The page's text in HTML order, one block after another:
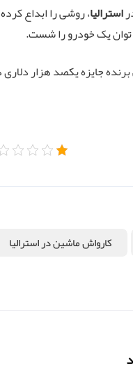
استرالیا، روشی را ابداع
توان یک خودرو را شست.
جایزه یکصد هزار
کارواش ماشین در استرالیا